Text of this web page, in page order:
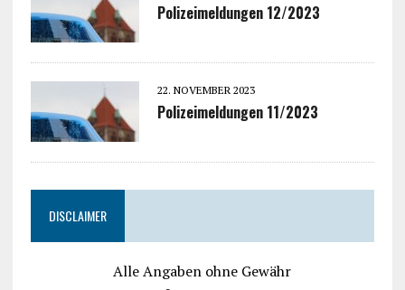
Polizeimeldungen 12/2023
22. NOVEMBER 2023
Polizeimeldungen 11/2023
DISCLAIMER
Alle Angaben ohne Gewähr